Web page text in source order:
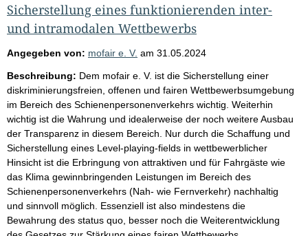
Sicherstellung eines funktionierenden inter-
und intramodalen Wettbewerbs
Angegeben von: mofair e. V. am 31.05.2024
Beschreibung: Dem mofair e. V. ist die Sicherstellung einer
diskriminierungsfreien, offenen und fairen Wettbewerbsumgebung
im Bereich des Schienenpersonenverkehrs wichtig. Weiterhin
wichtig ist die Wahrung und idealerweise der noch weitere Ausbau
der Transparenz in diesem Bereich. Nur durch die Schaffung und
Sicherstellung eines Level-playing-fields in wettbewerblicher
Hinsicht ist die Erbringung von attraktiven und für Fahrgäste wie
das Klima gewinnbringenden Leistungen im Bereich des
Schienenpersonenverkehrs (Nah- wie Fernverkehr) nachhaltig
und sinnvoll möglich. Essenziell ist also mindestens die
Bewahrung des status quo, besser noch die Weiterentwicklung